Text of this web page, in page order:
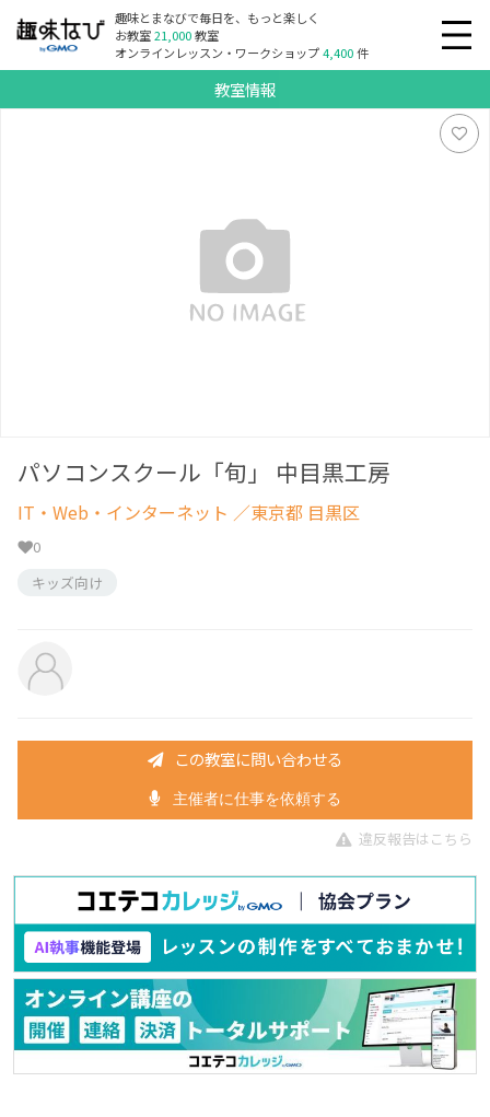
趣味とまなびで毎日を、もっと楽しく
お教室21,000教室
オンラインレッスン・ワークショップ4,400件
教室情報
パソコンスクール「旬」 中目黒工房
IT・Web・インターネット ／東京都 目黒区
0
キッズ向け
この教室に問い合わせる
主催者に仕事を依頼する
違反報告はこちら